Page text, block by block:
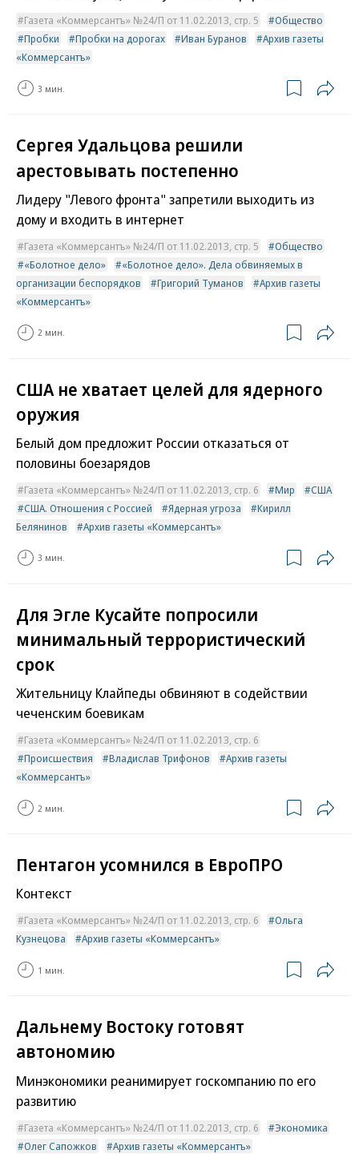
Газета «Коммерсантъ» №24/П от 11.02.2013, стр. 5
Общество
Пробки
Пробки на дорогах Иван Буранов
Архив газеты
«Коммерсантъ»
3 мин.
Сергея Удальцова решили
арестовывать постепенно
Лидеру "Левого фронта" запретили выходить из
дому и входить в интернет
Газета «Коммерсантъ» №24/П от 11.02.2013, стр. 5
Общество
«Болотное дело»
«Болотное дело». Дела обвиняемых в
организации беспорядков
Григорий Туманов
Архив газеты
«Коммерсантъ»
2 мин.
США не хватает целей для ядерного
оружия
Белый дом предложит России отказаться от
половины боезарядов
Газета «Коммерсантъ» №24/П от 11.02.2013, стр. 6 Мир
США
США. Отношения с Россией
Ядерная угроза
Кирилл
Белянинов
Архив газеты «Коммерсантъ»
3 мин.
Для Эгле Кусайте попросили
минимальный террористический
срок
Жительницу Клайпеды обвиняют в содействии
чеченским боевикам
Газета «Коммерсантъ» №24/П от 11.02.2013, стр. 6
Происшествия
Владислав Трифонов
Архив газеты
«Коммерсантъ»
2 мин.
Пентагон усомнился в ЕвроПРО
Контекст
Газета «Коммерсантъ» №24/П от 11.02.2013, стр. 6
Ольга
Кузнецова
Архив газеты «Коммерсантъ»
1 мин.
Дальнему Востоку готовят
автономию
Минэкономики реанимирует госкомпанию по его
развитию
Газета «Коммерсантъ» №24/П от 11.02.2013, стр. 6
Экономика
Олег Сапожков
Архив газеты «Коммерсантъ»